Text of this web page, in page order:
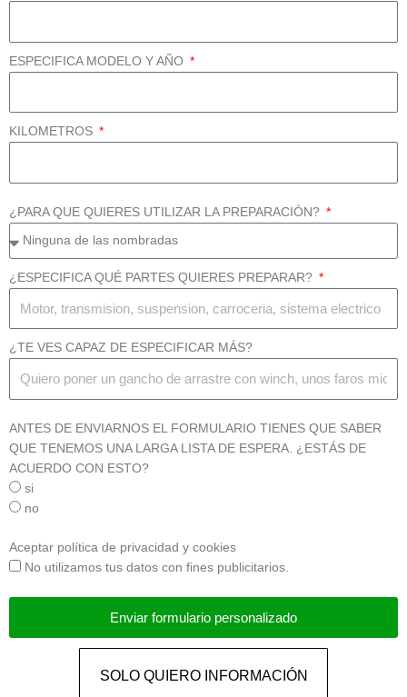
ESPECIFICA MODELO Y AÑO
KILOMETROS
¿PARA QUE QUIERES UTILIZAR LA PREPARACIÓN?
¿ESPECIFICA QUÉ PARTES QUIERES PREPARAR?
¿TE VES CAPAZ DE ESPECIFICAR MÁS?
ANTES DE ENVIARNOS EL FORMULARIO TIENES QUE SABER
QUE TENEMOS UNA LARGA LISTA DE ESPERA. ¿ESTÁS DE
ACUERDO CON ESTO?
si
no
Aceptar política de privacidad y cookies
No utilizamos tus datos con fines publicitarios.
Enviar formulario personalizado
SOLO QUIERO INFORMACIÓN